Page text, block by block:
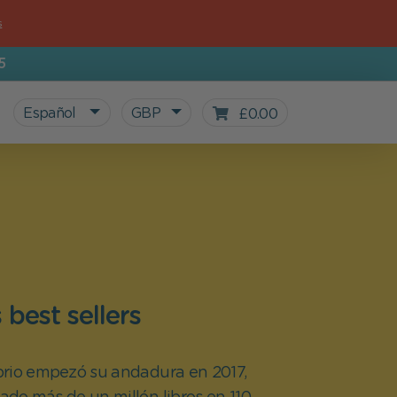
Todos nuestros productos
Regalos para peques
Vuelta al cole
Nuestro Blog
Español GBP £0.00
best sellers
empezó su andadura en 2017,